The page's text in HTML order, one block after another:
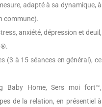
adapté à sa dynamique, à
commune).
anxiété, dépression et deuil,
(3 à 15 séances en général), ce
Baby Home, Sers moi fort™,
de la relation, en présentiel à